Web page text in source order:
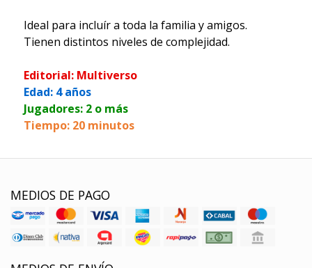
Ideal para incluír a toda la familia y amigos.
Tienen distintos niveles de complejidad.
Editorial: Multiverso
Edad: 4 años
Jugadores: 2 o más
Tiempo: 20 minutos
MEDIOS DE PAGO